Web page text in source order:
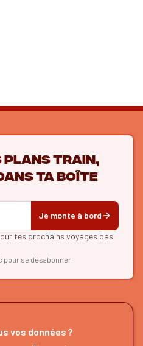
plans train,
ta boîte
Je monte à bord
tes prochains voyages bas
pour se désabonner
vos données ?